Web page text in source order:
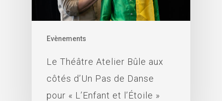
Evènements
Le Théâtre Atelier Bûle aux
côtés d’Un Pas de Danse
pour « L’Enfant et l’Étoile »